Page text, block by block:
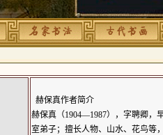
赫保真作者简介
赫保真（1904—1987），字聘卿，
室弟子；擅长人物、山水、花鸟等